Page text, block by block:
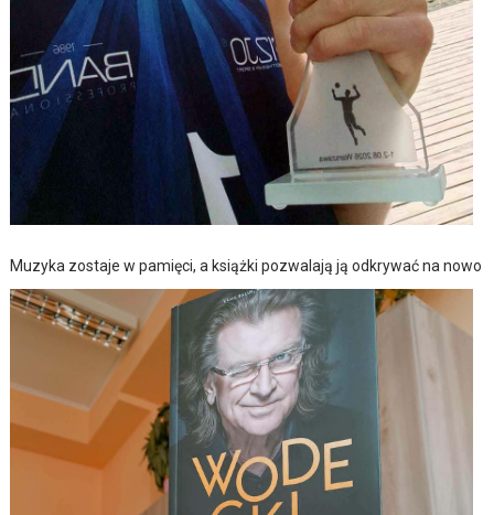
Muzyka zostaje w pamięci, a książki pozwalają ją odkrywać na nowo